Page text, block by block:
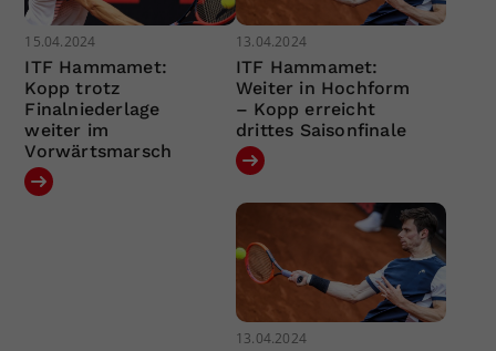
15.04.2024
ITF Hammamet:
Kopp trotz
Finalniederlage
weiter im
Vorwärtsmarsch
13.04.2024
ITF Hammamet:
Weiter in Hochform
– Kopp erreicht
drittes Saisonfinale
13.04.2024